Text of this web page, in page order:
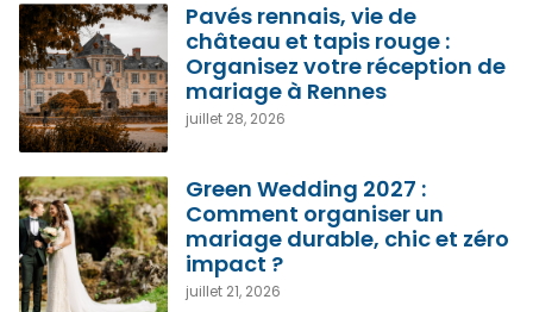
Pavés rennais, vie de
château et tapis rouge :
Organisez votre réception de
mariage à Rennes
juillet 28, 2026
Green Wedding 2027 :
Comment organiser un
mariage durable, chic et zéro
impact ?
juillet 21, 2026